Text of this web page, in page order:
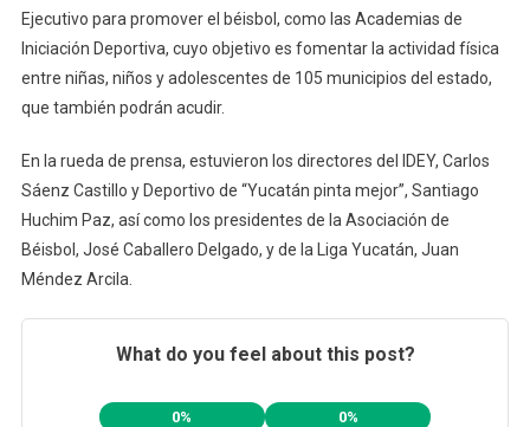
Ejecutivo para promover el béisbol, como las Academias de
Iniciación Deportiva, cuyo objetivo es fomentar la actividad física
entre niñas, niños y adolescentes de 105 municipios del estado,
que también podrán acudir.
En la rueda de prensa, estuvieron los directores del IDEY, Carlos
Sáenz Castillo y Deportivo de “Yucatán pinta mejor”, Santiago
Huchim Paz, así como los presidentes de la Asociación de
Béisbol, José Caballero Delgado, y de la Liga Yucatán, Juan
Méndez Arcila.
What do you feel about this post?
0% 0%